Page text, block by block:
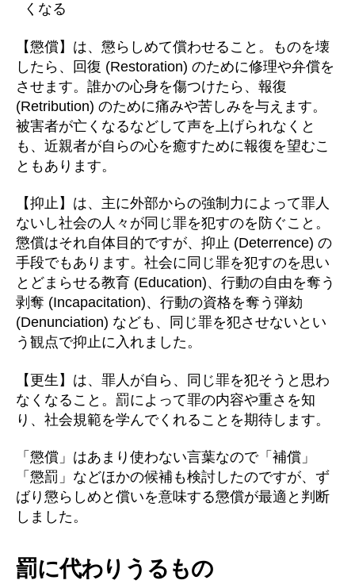
くなる
【懲償】は、懲らしめて償わせること。ものを壊
したら、回復 (Restoration) のために修理や弁償を
させます。誰かの心身を傷つけたら、報復
(Retribution) のために痛みや苦しみを与えます。
被害者が亡くなるなどして声を上げられなくと
も、近親者が自らの心を癒すために報復を望むこ
ともあります。
【抑止】は、主に外部からの強制力によって罪人
ないし社会の人々が同じ罪を犯すのを防ぐこと。
懲償はそれ自体目的ですが、抑止 (Deterrence) の
手段でもあります。社会に同じ罪を犯すのを思い
とどまらせる教育 (Education)、行動の自由を奪う
剥奪 (Incapacitation)、行動の資格を奪う弾劾
(Denunciation) なども、同じ罪を犯させないとい
う観点で抑止に入れました。
【更生】は、罪人が自ら、同じ罪を犯そうと思わ
なくなること。罰によって罪の内容や重さを知
り、社会規範を学んでくれることを期待します。
「懲償」はあまり使わない言葉なので「補償」
「懲罰」などほかの候補も検討したのですが、ず
ばり懲らしめと償いを意味する懲償が最適と判断
しました。
罰に代わりうるもの